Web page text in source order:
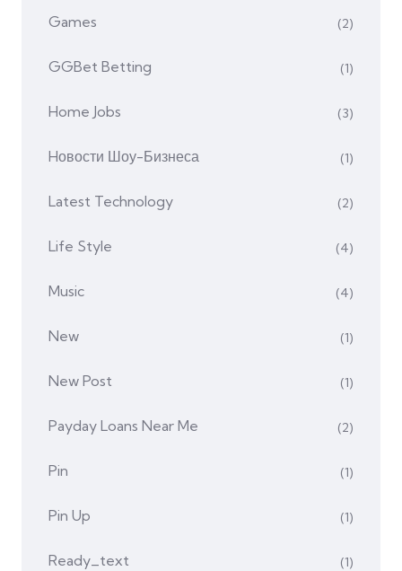
Games (2)
GGBet Betting (1)
Home Jobs (3)
Hовости Шоу-Бизнеса (1)
Latest Technology (2)
Life Style (4)
Music (4)
New (1)
New Post (1)
Payday Loans Near Me (2)
Pin (1)
Pin Up (1)
Ready_text (1)